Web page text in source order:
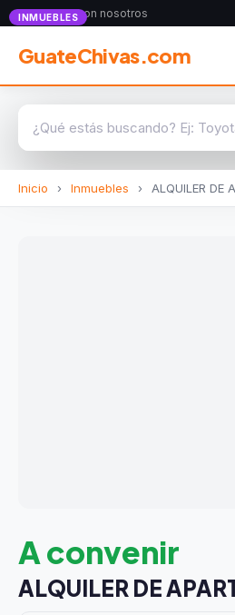
Anunciate con nosotros
GuateChivas.com
Inicio › Inmuebles › ALQUILER DE
INMUEBLES
A convenir
ALQUILER DE